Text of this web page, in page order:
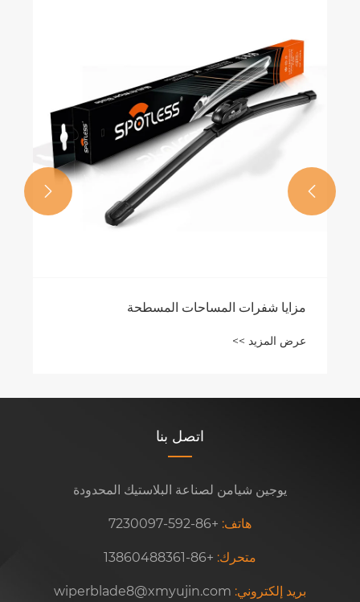
عملك بشكل أفضل؟
عرض المزيد >>


اتصل بنا
يوجين شيامن لصناعة البلاستيك المحدودة
هاتف: +86-592-7230097
متحرك: +86-13860488361
بريد إلكتروني: wiperblade8@xmyujin.com